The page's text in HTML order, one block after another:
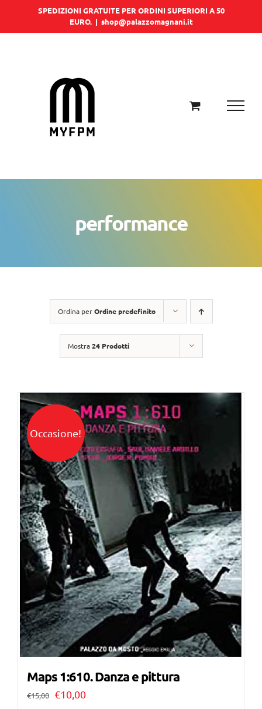
SPEDIZIONI GRATUITE PER ORDINI SUPERIORI A 50
EURO. | shop@palazzomagnani.it
performance
Ordina perOrdine predefinito
Mostra24 Prodotti
Occasione!
Maps 1:610. Danza e pittura
€15,00 Il
€10,00Il